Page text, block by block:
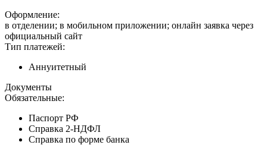
Оформление:
в отделении; в мобильном приложении; онлайн заявка через
официальный сайт
Тип платежей:
Аннуитетный
Документы
Обязательные:
Паспорт РФ
Справка 2-НДФЛ
Справка по форме банка